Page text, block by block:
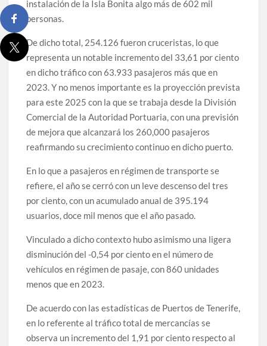
instalación de la Isla Bonita algo más de 602 mil
personas.
De dicho total, 254.126 fueron cruceristas, lo que
representa un notable incremento del 33,61 por ciento
en dicho tráfico con 63.933 pasajeros más que en
2023. Y no menos importante es la proyección prevista
para este 2025 con la que se trabaja desde la División
Comercial de la Autoridad Portuaria, con una previsión
de mejora que alcanzará los 260,000 pasajeros
reafirmando su crecimiento continuo en dicho puerto.
En lo que a pasajeros en régimen de transporte se
refiere, el año se cerró con un leve descenso del tres
por ciento, con un acumulado anual de 395.194
usuarios, doce mil menos que el año pasado.
Vinculado a dicho contexto hubo asimismo una ligera
disminución del -0,54 por ciento en el número de
vehículos en régimen de pasaje, con 860 unidades
menos que en 2023.
De acuerdo con las estadísticas de Puertos de Tenerife,
en lo referente al tráfico total de mercancías se
observa un incremento del 1,91 por ciento respecto al